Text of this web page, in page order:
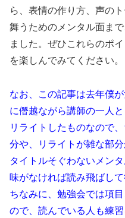
ら、表情の作り方、声の
舞うためのメンタル面ま
ました。ぜひこれらのポ
を楽しんでみてください。
なお、この記事は去年僕
に僭越ながら講師の一人
リライトしたものなので
分や、リライトが雑な部
タイトルそぐわないメン
味がなければ読み飛ばして
ちなみに、勉強会では項
ので、読んでいる人も練習